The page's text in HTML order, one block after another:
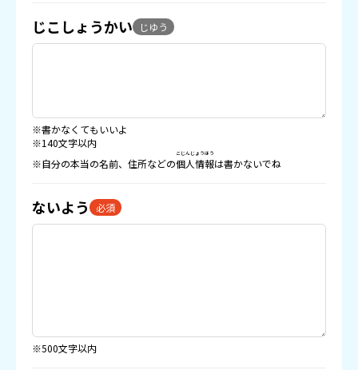
じこしょうかい じゆう
※書かなくてもいいよ
※140文字以内
※自分の本当の名前、住所などの個人情報
こじんじょうほう
は書かないでね
ないよう 必須
※500文字以内